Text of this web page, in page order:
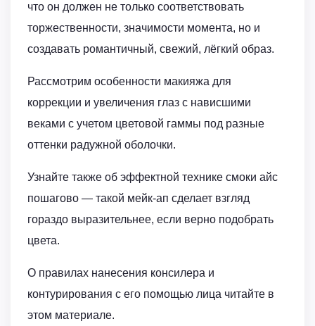
что он должен не только соответствовать
торжественности, значимости момента, но и
создавать романтичный, свежий, лёгкий образ.
Рассмотрим особенности макияжа для
коррекции и увеличения глаз с нависшими
веками с учетом цветовой гаммы под разные
оттенки радужной оболочки.
Узнайте также об эффектной технике смоки айс
пошагово — такой мейк-ап сделает взгляд
гораздо выразительнее, если верно подобрать
цвета.
О правилах нанесения консилера и
контурирования с его помощью лица читайте в
этом материале.